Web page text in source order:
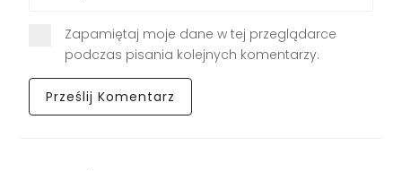
Zapamiętaj moje dane w tej przeglądarce
podczas pisania kolejnych komentarzy.